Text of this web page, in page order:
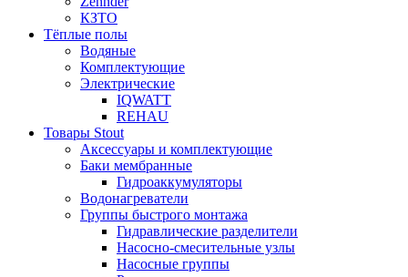
КЗТО
Тёплые полы
Водяные
Комплектующие
Электрические
IQWATT
REHAU
Товары Stout
Аксессуары и комплектующие
Баки мембранные
Гидроаккумуляторы
Водонагреватели
Группы быстрого монтажа
Гидравлические разделители
Насосно-смесительные узлы
Насосные группы